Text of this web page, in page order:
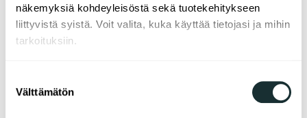
näkemyksiä kohdeyleisöstä sekä tuotekehitykseen
liittyvistä syistä. Voit valita, kuka käyttää tietojasi ja mihin
tarkoituksiin.
Kerätä tietoja maantieteellisestä sijainnistasi,
valinta
Välttämätön
paikallisverkkomaksun verran.
Linkit